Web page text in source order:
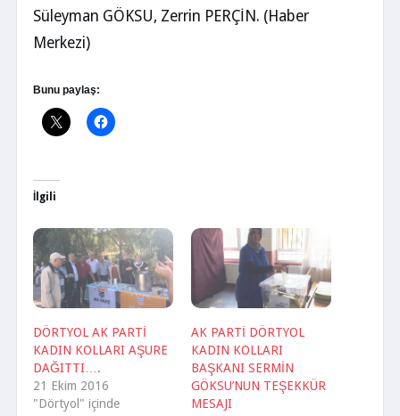
Süleyman GÖKSU, Zerrin PERÇİN. (Haber
Merkezi)
Bunu paylaş:
İlgili
DÖRTYOL AK PARTİ
KADIN KOLLARI AŞURE
DAĞITTI….
21 Ekim 2016
"Dörtyol" içinde
AK PARTİ DÖRTYOL
KADIN KOLLARI
BAŞKANI SERMİN
GÖKSU’NUN TEŞEKKÜR
MESAJI